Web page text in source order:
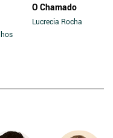
O Chamado
Lucrecia Rocha